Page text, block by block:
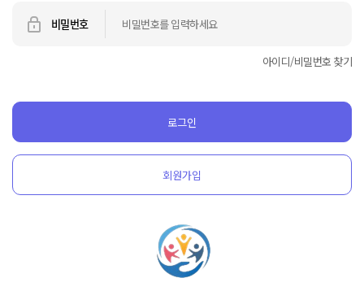
비밀번호
아이디/비밀번호 찾기
로그인
회원가입